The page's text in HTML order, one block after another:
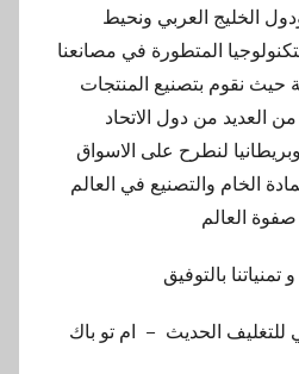
الخليج العربي ونحيط
المتطورة في مصانعنا
حيث نقوم بتصنيع المنتجات
العديد من دول الاتحاد
لنطرح على الاسواق
الخام والتصنيع في العالم
العالم
تمنياتنا بالتوفيق
الحديث – ام تو باك